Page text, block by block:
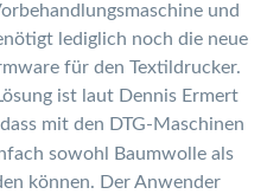
und
lediglich noch die neue
für den Textildrucker.
ist laut Dennis Ermert
mit den DTG-Maschinen
sowohl Baumwolle als
können. Der Anwender